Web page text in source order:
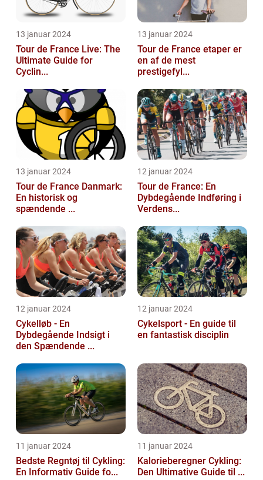
13 januar 2024
Tour de France Live: The
Ultimate Guide for
Cyclin...
13 januar 2024
Tour de France etaper er
en af de mest
prestigefyl...
13 januar 2024
Tour de France Danmark:
En historisk og
spændende ...
12 januar 2024
Tour de France: En
Dybdegående Indføring i
Verdens...
12 januar 2024
Cykelløb - En
Dybdegående Indsigt i
den Spændende ...
12 januar 2024
Cykelsport - En guide til
en fantastisk disciplin
11 januar 2024
Bedste Regntøj til Cykling:
En Informativ Guide fo...
11 januar 2024
Kalorieberegner Cykling:
Den Ultimative Guide til ...